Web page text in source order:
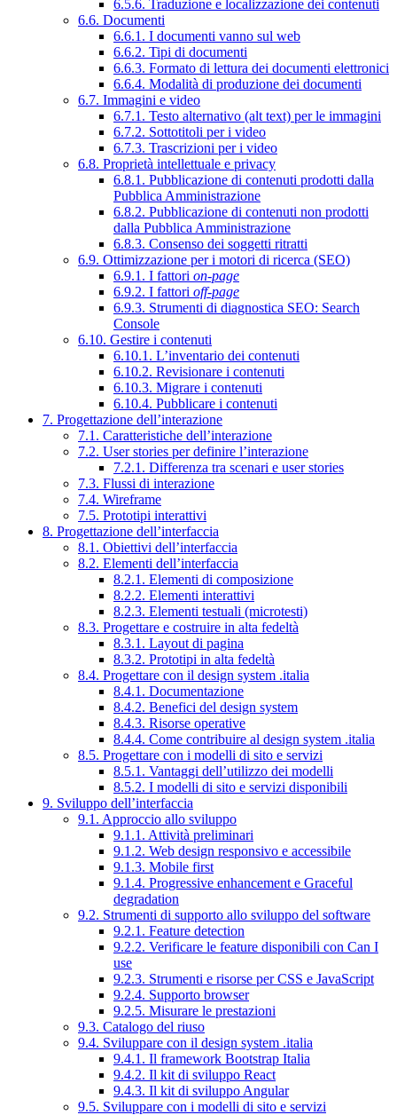
6.5.6. Traduzione e localizzazione dei contenuti
6.6. Documenti
6.6.1. I documenti vanno sul web
6.6.2. Tipi di documenti
6.6.3. Formato di lettura dei documenti elettronici
6.6.4. Modalità di produzione dei documenti
6.7. Immagini e video
6.7.1. Testo alternativo (alt text) per le immagini
6.7.2. Sottotitoli per i video
6.7.3. Trascrizioni per i video
6.8. Proprietà intellettuale e privacy
6.8.1. Pubblicazione di contenuti prodotti dalla
Pubblica Amministrazione
6.8.2. Pubblicazione di contenuti non prodotti
dalla Pubblica Amministrazione
6.8.3. Consenso dei soggetti ritratti
6.9. Ottimizzazione per i motori di ricerca (SEO)
6.9.1. I fattori on-page
6.9.2. I fattori off-page
6.9.3. Strumenti di diagnostica SEO: Search
Console
6.10. Gestire i contenuti
6.10.1. L’inventario dei contenuti
6.10.2. Revisionare i contenuti
6.10.3. Migrare i contenuti
6.10.4. Pubblicare i contenuti
7. Progettazione dell’interazione
7.1. Caratteristiche dell’interazione
7.2. User stories per definire l’interazione
7.2.1. Differenza tra scenari e user stories
7.3. Flussi di interazione
7.4. Wireframe
7.5. Prototipi interattivi
8. Progettazione dell’interfaccia
8.1. Obiettivi dell’interfaccia
8.2. Elementi dell’interfaccia
8.2.1. Elementi di composizione
8.2.2. Elementi interattivi
8.2.3. Elementi testuali (microtesti)
8.3. Progettare e costruire in alta fedeltà
8.3.1. Layout di pagina
8.3.2. Prototipi in alta fedeltà
8.4. Progettare con il design system .italia
8.4.1. Documentazione
8.4.2. Benefici del design system
8.4.3. Risorse operative
8.4.4. Come contribuire al design system .italia
8.5. Progettare con i modelli di sito e servizi
8.5.1. Vantaggi dell’utilizzo dei modelli
8.5.2. I modelli di sito e servizi disponibili
9. Sviluppo dell’interfaccia
9.1. Approccio allo sviluppo
9.1.1. Attività preliminari
9.1.2. Web design responsivo e accessibile
9.1.3. Mobile first
9.1.4. Progressive enhancement e Graceful
degradation
9.2. Strumenti di supporto allo sviluppo del software
9.2.1. Feature detection
9.2.2. Verificare le feature disponibili con Can I
use
9.2.3. Strumenti e risorse per CSS e JavaScript
9.2.4. Supporto browser
9.2.5. Misurare le prestazioni
9.3. Catalogo del riuso
9.4. Sviluppare con il design system .italia
9.4.1. Il framework Bootstrap Italia
9.4.2. Il kit di sviluppo React
9.4.3. Il kit di sviluppo Angular
9.5. Sviluppare con i modelli di sito e servizi